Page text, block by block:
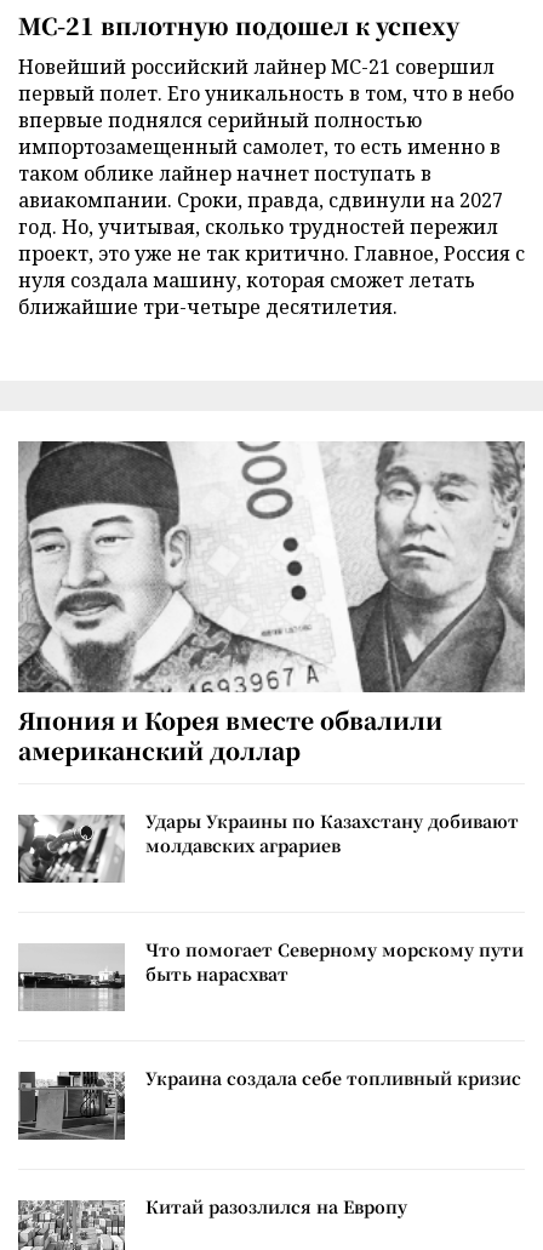
МС-21 вплотную подошел к успеху
Новейший российский лайнер МС-21 совершил
первый полет. Его уникальность в том, что в небо
впервые поднялся серийный полностью
импортозамещенный самолет, то есть именно в
таком облике лайнер начнет поступать в
авиакомпании. Сроки, правда, сдвинули на 2027
год. Но, учитывая, сколько трудностей пережил
проект, это уже не так критично. Главное, Россия с
нуля создала машину, которая сможет летать
ближайшие три-четыре десятилетия.
Япония и Корея вместе обвалили
американский доллар
Удары Украины по Казахстану добивают
молдавских аграриев
Что помогает Северному морскому пути
быть нарасхват
Украина создала себе топливный кризис
Китай разозлился на Европу